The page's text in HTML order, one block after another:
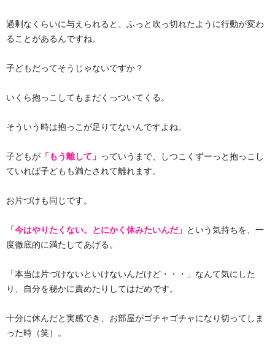
過剰なくらいに与えられると、ふっと吹っ切れたように行動が変わ
ることがあるんですね。
子どもだってそうじゃないですか？
いくら抱っこしてもまだくっついてくる。
そういう時は抱っこが足りてないんですよね。
子どもが 「もう離して」 っていうまで、しつこくずーっと抱っこし
ていれば子どもも満たされて離れます。
お片づけも同じです。
「今はやりたくない。とにかく休みたいんだ」 という気持ちを、一
度徹底的に満たしてあげる。
「本当は片づけないといけないんだけど・・・」なんて気にした
り、自分を秘かに責めたりしてはだめです。
十分に休んだと実感でき、お部屋がゴチャゴチャになり切ってしま
った時（笑）。